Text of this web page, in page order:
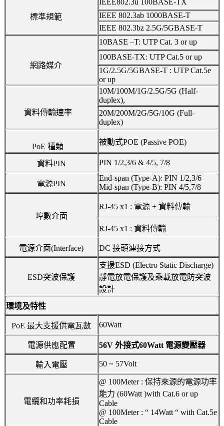
標準規範
IEEE 802.3ab 1000BASE-T
IEEE 802.3bz 2.5G/5GBASE-T
網路媒介
10BASE –T: UTP Cat. 3 or up
100BASE-TX: UTP Cat.5 or up
1G/2.5G/5GBASE-T : UTP Cat.5e
or up
資料傳輸速率
10M/100M/1G/2.5G/5G (Half-
duplex),
20M/200M/2G/5G/10G (Full-
duplex)
PoE 種類
被動式POE (Passive POE)
資料PIN PIN 1/2,3/6 & 4/5, 7/8
電源PIN
End-span (Type-A): PIN 1/2,3/6
Mid-span (Type-B): PIN 4/5,7/8
埠數介面
RJ-45 x1 : 電源 + 資料傳輸
RJ-45 x1 : 資料傳輸
電源介面(Interface) DC 接頭連接方式
ESD突波保護
支援ESD (Electro Static Discharge)
靜電放電保護及乘載放電防突波
設計
環境及特性
PoE 最大支援供電瓦數 60Watt
電源供應配置 56V 外接式60Watt 電源變壓器
輸入電壓 50 ~ 57Volt
電纜和功率耗損
@ 100Meter : 保持來源的電源功率
能力 (60Watt )with Cat.6 or up
Cable
@ 100Meter : “ 14Watt “ with Cat.5e
Cable